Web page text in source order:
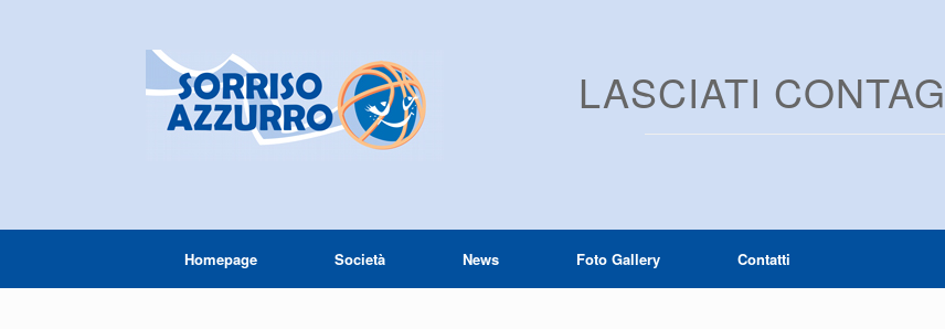
LASCIATI
Homepage Società News Foto Gallery Contatti